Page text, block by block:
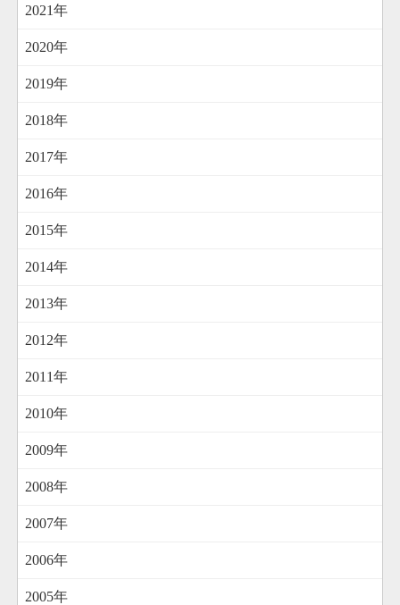
2021年
2020年
2019年
2018年
2017年
2016年
2015年
2014年
2013年
2012年
2011年
2010年
2009年
2008年
2007年
2006年
2005年